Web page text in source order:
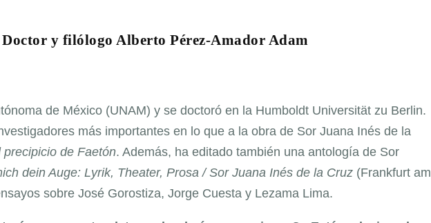
y filólogo Alberto Pérez-Amador Adam
de México (UNAM) y se doctoró en la Humboldt Universität zu Berlin.
más importantes en lo que a la obra de Sor Juana Inés de la
precipicio de Faetón. Además, ha editado también una antología de Sor
dein Auge: Lyrik, Theater, Prosa / Sor Juana Inés de la Cruz (Frankfurt am
sobre José Gorostiza, Jorge Cuesta y Lezama Lima.